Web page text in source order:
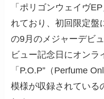
「ポリゴンウェイヴ
れており、初回限定盤
の9月のメジャーデビ
ビュー記念日にオンラ
「P.O.P”（Perfume
模様が収録されている